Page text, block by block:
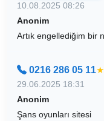
10.08.2025 08:26
Anonim
Artık engellediğim bir
0216 286 05 11★
29.06.2025 18:31
Anonim
Şans oyunları sitesi